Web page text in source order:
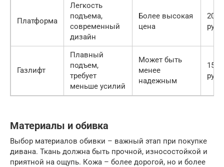
Платформа
Легкость
подъема,
современный
дизайн
Более высокая
цена
20
руб.
Газлифт
Плавный
подъем,
требует
меньше усилий
Может быть
менее
надежным
15
руб.
Материалы и обивка
Выбор материалов обивки – важный этап при покупке
дивана. Ткань должна быть прочной, износостойкой и
приятной на ощупь. Кожа – более дорогой, но и более